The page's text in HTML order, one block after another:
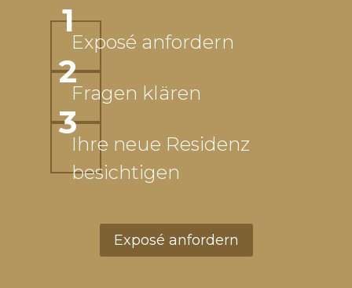
1
Exposé anfordern
2
Fragen klären
3
Ihre neue Residenz
besichtigen
Exposé anfordern